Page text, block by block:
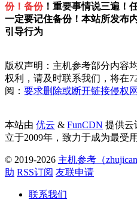
份！备份！重要事情说三遍！
一定要记住备份！本站所发布
引导行为
版权声明：主机参考部分内容
权利，请及时联系我们，将在
阅： 要求删除或断开链接侵权
本站由 优云 & FunCDN 提供云
立于2009年，致力于成为最受
© 2019-2026 主机参考（
助 RSS订阅 友联申请
联系我们